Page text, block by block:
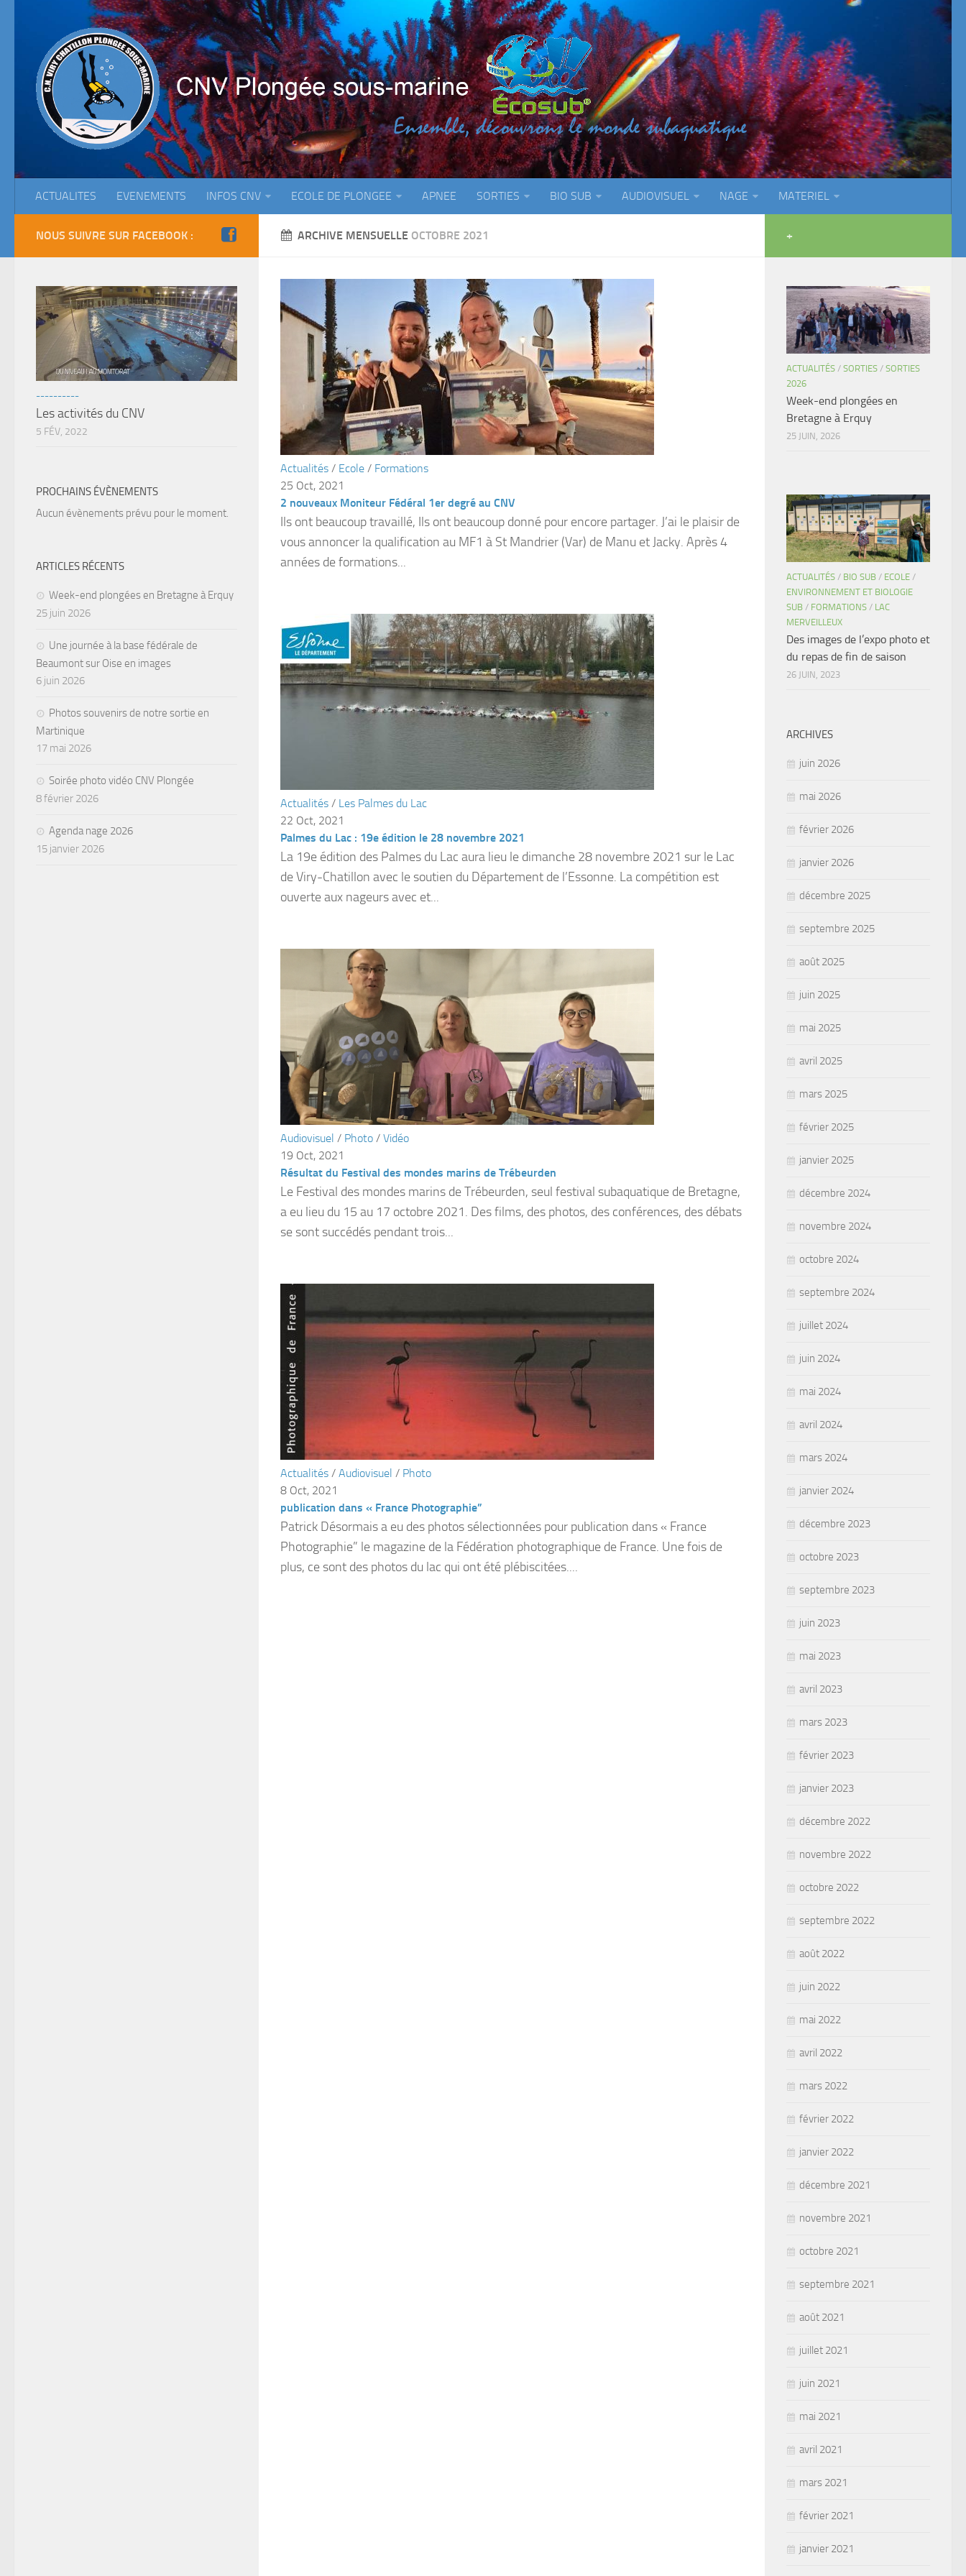
ACTUALITES EVENEMENTS INFOS CNV ECOLE DE PLONGEE APNEE SORTIES BIO SUB AUDIOVISUEL NAGE MATERIEL
ARCHIVE MENSUELLE OCTOBRE 2021
Actualités / Ecole / Formations
25 Oct, 2021
2 nouveaux Moniteur Fédéral 1er degré au CNV
Ils ont beaucoup travaillé, Ils ont beaucoup donné pour encore partager. J’ai le plaisir de
vous annoncer la qualification au MF1 à St Mandrier (Var) de Manu et Jacky. Après 4
années de formations...
Actualités / Les Palmes du Lac
22 Oct, 2021
Palmes du Lac : 19e édition le 28 novembre 2021
La 19e édition des Palmes du Lac aura lieu le dimanche 28 novembre 2021 sur le Lac
de Viry-Chatillon avec le soutien du Département de l’Essonne. La compétition est
ouverte aux nageurs avec et...
Audiovisuel / Photo / Vidéo
19 Oct, 2021
Résultat du Festival des mondes marins de Trébeurden
Le Festival des mondes marins de Trébeurden, seul festival subaquatique de Bretagne,
a eu lieu du 15 au 17 octobre 2021. Des films, des photos, des conférences, des débats
se sont succédés pendant trois...
Actualités / Audiovisuel / Photo
8 Oct, 2021
publication dans « France Photographie”
Patrick Désormais a eu des photos sélectionnées pour publication dans « France
Photographie” le magazine de la Fédération photographique de France. Une fois de
plus, ce sont des photos du lac qui ont été plébiscitées....
NOUS SUIVRE SUR FACEBOOK :
----------
Les activités du CNV
5 FÉV, 2022
PROCHAINS ÉVÈNEMENTS
Aucun évènements prévu pour le moment.
ARTICLES RÉCENTS
Week-end plongées en Bretagne à Erquy
25 juin 2026
Une journée à la base fédérale de
Beaumont sur Oise en images
6 juin 2026
Photos souvenirs de notre sortie en
Martinique
17 mai 2026
Soirée photo vidéo CNV Plongée
8 février 2026
Agenda nage 2026
15 janvier 2026
+
ACTUALITÉS / SORTIES / SORTIES
2026
Week-end plongées en
Bretagne à Erquy
25 JUIN, 2026
ACTUALITÉS / BIO SUB / ECOLE /
ENVIRONNEMENT ET BIOLOGIE
SUB / FORMATIONS / LAC
MERVEILLEUX
Des images de l’expo photo et
du repas de fin de saison
26 JUIN, 2023
ARCHIVES
juin 2026
mai 2026
février 2026
janvier 2026
décembre 2025
septembre 2025
août 2025
juin 2025
mai 2025
avril 2025
mars 2025
février 2025
janvier 2025
décembre 2024
novembre 2024
octobre 2024
septembre 2024
juillet 2024
juin 2024
mai 2024
avril 2024
mars 2024
janvier 2024
décembre 2023
octobre 2023
septembre 2023
juin 2023
mai 2023
avril 2023
mars 2023
février 2023
janvier 2023
décembre 2022
novembre 2022
octobre 2022
septembre 2022
août 2022
juin 2022
mai 2022
avril 2022
mars 2022
février 2022
janvier 2022
décembre 2021
novembre 2021
octobre 2021
septembre 2021
août 2021
juillet 2021
juin 2021
mai 2021
avril 2021
mars 2021
février 2021
janvier 2021